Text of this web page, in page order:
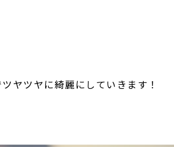
ヤツヤに綺麗にしていきます！